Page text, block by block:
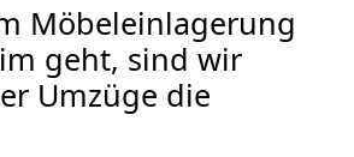
Möbeleinlagerung
geht, sind wir
Umzüge die